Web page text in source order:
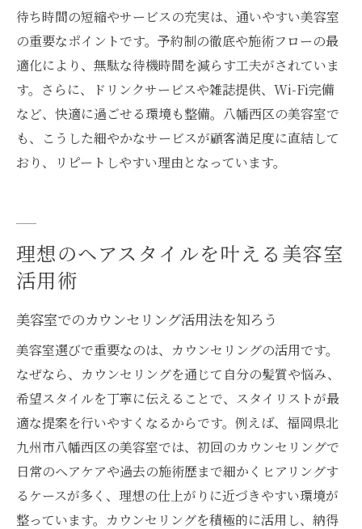
待ち時間の短縮やサービスの充実は、通いやすい美容室
の重要なポイントです。予約制の徹底や施術フローの最
適化により、無駄な待機時間を減らす工夫がされていま
す。さらに、ドリンクサービスや雑誌提供、Wi-Fi完備
など、快適に過ごせる環境も整備。八幡西区の美容室で
も、こうした細やかなサービスが顧客満足度に直結して
おり、リピートしやすい理由となっています。
理想のヘアスタイルを叶える美容室
活用術
美容室でのカウンセリング活用法を知ろう
美容室選びで重要なのは、カウンセリングの活用です。
なぜなら、カウンセリングを通じて自分の髪質や悩み、
希望スタイルを丁寧に伝えることで、スタイリストが最
適な提案を行いやすくなるからです。例えば、福岡県北
九州市八幡西区の美容室では、初回のカウンセリングで
日常のヘアケアや過去の施術歴まで細かくヒアリングす
るケースが多く、理想の仕上がりに近づきやすい環境が
整っています。カウンセリングを積極的に活用し、納得